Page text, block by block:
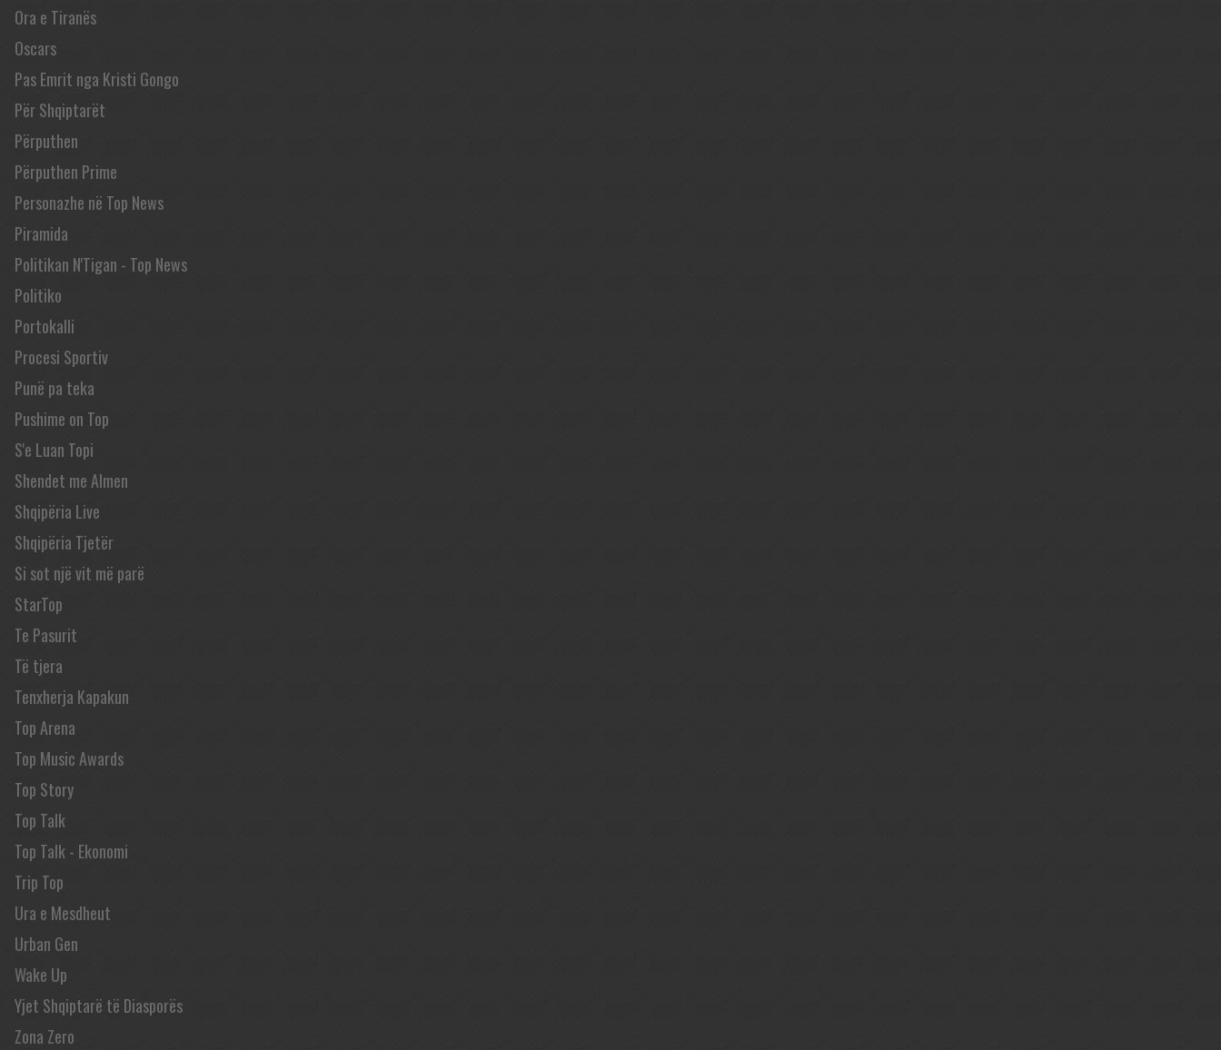
Ora e Tiranës
Oscars
Pas Emrit nga Kristi Gongo
Për Shqiptarët
Përputhen
Përputhen Prime
Personazhe në Top News
Piramida
Politikan N'Tigan - Top News
Politiko
Portokalli
Procesi Sportiv
Punë pa teka
Pushime on Top
S'e Luan Topi
Shendet me Almen
Shqipëria Live
Shqipëria Tjetër
Si sot një vit më parë
StarTop
Te Pasurit
Të tjera
Tenxherja Kapakun
Top Arena
Top Music Awards
Top Story
Top Talk
Top Talk - Ekonomi
Trip Top
Ura e Mesdheut
Urban Gen
Wake Up
Yjet Shqiptarë të Diasporës
Zona Zero